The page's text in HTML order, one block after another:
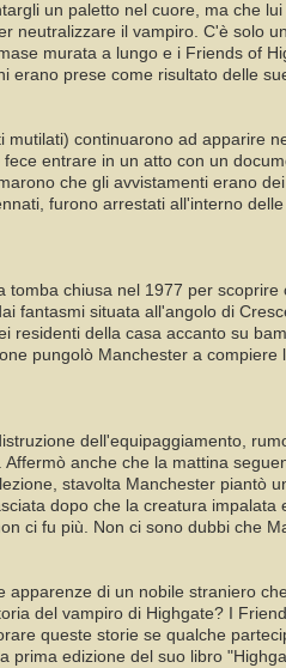
un paletto nel cuore, ma che
neutralizzare il vampiro. C'è solo
murata a lungo e i Friends of
erano prese come risultato delle
continuarono ad apparire
entrare in un atto con un
che gli avvistamenti erano
furono arrestati all'interno
chiusa nel 1977 per
fantasmi situata all'angolo di
residenti della casa accanto su
pungolò Manchester a
dell'equipaggiamento,
anche che la mattina
stavolta Manchester piantò
dopo che la creatura
ci fu più. Non ci sono dubbi che
di un nobile straniero
del vampiro di Highgate? I
queste storie se qualche
prima edizione del suo libro